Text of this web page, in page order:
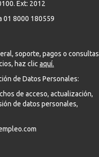
. Ext: 2012
01 8000 180559
soporte, pagos o consultas
haz clicaquí.
de Datos Personales:
de acceso, actualización,
de datos personales,